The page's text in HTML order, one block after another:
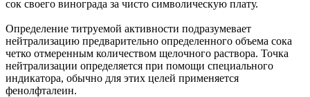
сок своего винограда за чисто символическую плату.
Определение титруемой активности подразумевает
нейтрализацию предварительно определенного объема сока
четко отмеренным количеством щелочного раствора. Точка
нейтрализации определяется при помощи специального
индикатора, обычно для этих целей применяется
фенолфталеин.